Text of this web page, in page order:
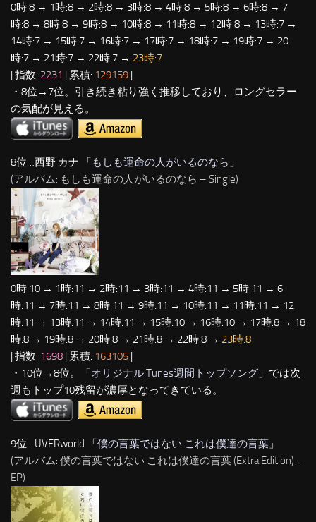
0時:8 → 1時:8 → 2時:8 → 3時:8 → 4時:8 → 5時:8 → 6時:8 → 7
時:8 → 8時:8 → 9時:8 → 10時:8 → 11時:8 → 12時:8 → 13時:7 →
14時:7 → 15時:7 → 16時:7 → 17時:7 → 18時:7 → 19時:7 → 20
時:7 → 21時:7 → 22時:7 → 23時:7
| 指数: 2231 | 累積: 129159 |
・8位→7位。引き続き粘り強く推移しており、ロングセラー
の気配が見える。
8位…西野 カナ 「 もしも運命の人がいるのなら 」
(アルバム: もしも運命の人がいるのなら – Single)
0時:10 → 1時:11 → 2時:11 → 3時:11 → 4時:11 → 5時:11 → 6
時:11 → 7時:11 → 8時:11 → 9時:11 → 10時:11 → 11時:11 → 12
時:11 → 13時:11 → 14時:11 → 15時:10 → 16時:10 → 17時:8 → 18
時:8 → 19時:8 → 20時:8 → 21時:8 → 22時:8 → 23時:8
| 指数: 1698 | 累積: 163105 |
・10位→8位。「オリジナルiTunes週間トップソング 」では次
週もトップ10残留が濃厚となってきている。
9位…UVERworld 「僕の言葉ではない これは僕達の言葉 」
(アルバム: 僕の言葉ではない これは僕達の言葉 (Extra Edition) –
EP)